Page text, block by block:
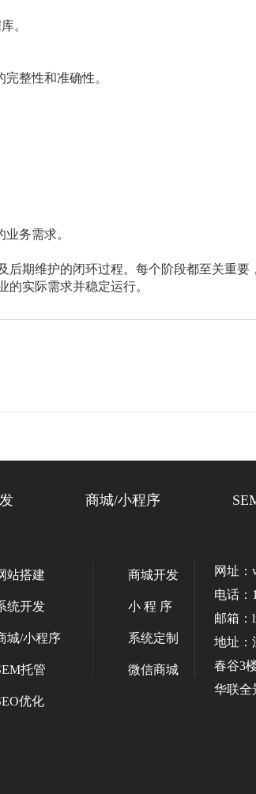
。
整性和准确性。
务需求。
期维护的闭环过程。每个阶段都至关重要
实际需求并稳定运行。
商城/小程序
站搭建
统开发
城/小程序
托管
优化
商城开发
小 程 序
系统定制
微信商城
网址：
电话：
邮箱：
地址：
春谷3
华联全